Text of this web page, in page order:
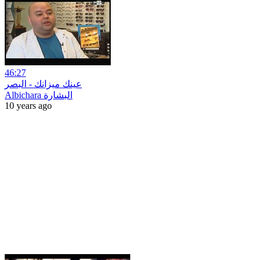
46:27
عينك ميزانك - البصر
Albichara البشارة
10 years ago